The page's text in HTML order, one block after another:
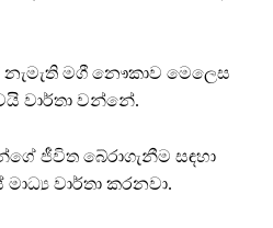
නැමැති මගී නෞකාව මෙලෙස
වාර්තා වන්නේ.
ජීවිත බේරාගැනීම සඳහා
වාර්තා කරනවා.